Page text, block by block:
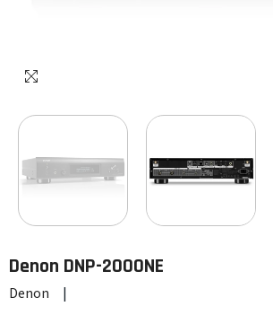
Denon DNP-2000NE
Denon |